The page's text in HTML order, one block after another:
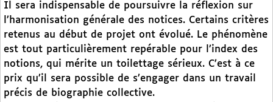
Il sera indispensable de poursuivre la réflexion sur
l’harmonisation générale des notices. Certains critères
retenus au début de projet ont évolué. Le phénomène
est tout particulièrement repérable pour l’index des
notions, qui mérite un toilettage sérieux. C’est à ce
prix qu’il sera possible de s’engager dans un travail
précis de biographie collective.